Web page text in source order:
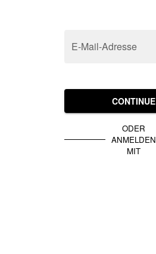
E-Mail-Adresse
CONTINUE
ODER
ANMELDEN
MIT